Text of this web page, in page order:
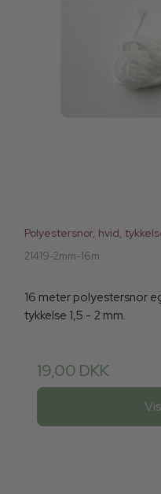
Polyestersnor, hvid,
21419-2mm-16m
16 meter polyestersnor
tykkelse 1,5 - 2 mm.
19,00 DKK